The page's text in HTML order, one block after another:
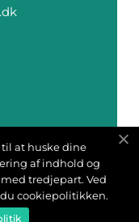
til at huske dine
af indhold og
tredjepart. Ved
cookiepolitikken.